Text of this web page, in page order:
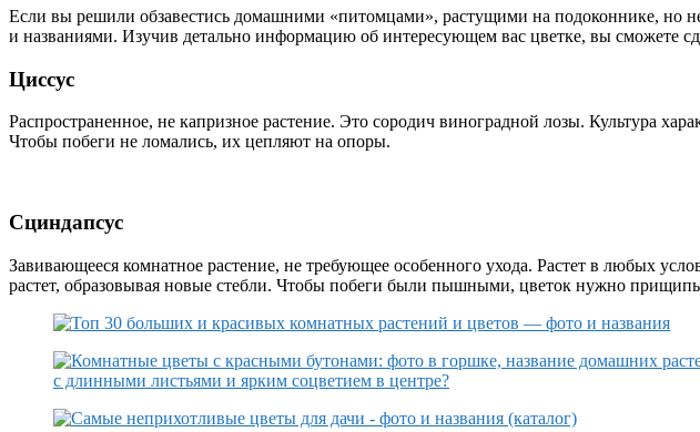
Если вы решили обзавестись домашними «питомцами», растущими на подоконнике, но
и названиями. Изучив детально информацию об интересующем вас цветке, вы сможете
Циссус
Распространенное, не капризное растение. Это сородич виноградной лозы. Культура
Чтобы побеги не ломались, их цепляют на опоры.
Сциндапсус
Завивающееся комнатное растение, не требующее особенного ухода. Растет в любых
растет, образовывая новые стебли. Чтобы побеги были пышными, цветок нужно